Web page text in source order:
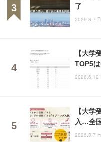
了
2026.8.7
【大学
TOP5
2026.6.12
【大
入…全
2026.8.7